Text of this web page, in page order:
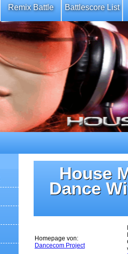
Remix Battle Battlescore List
House
Dance
Homepage von:
Dancecom Project